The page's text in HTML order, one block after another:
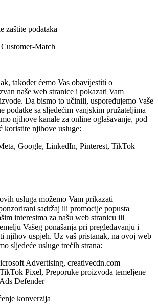
zaštite podataka
Match
također ćemo Vas obavijestiti o
naše web stranice i pokazati Vam
Da bismo to učinili, uspoređujemo Vaše
podatke sa sljedećim vanjskim pružateljima
njihove kanale za online oglašavanje, pod
koristite njihove usluge:
Google, LinkedIn, Pinterest, TikTok
usluga možemo Vam prikazati
sadržaj ili promocije popusta
interesima za našu web stranicu ili
Vašeg ponašanja pri pregledavanju i
njihov uspjeh. Uz vaš pristanak, na ovoj web
sljedeće usluge trećih strana:
Advertising, creativecdn.com
Pixel, Preporuke proizvoda temeljene
Defender
konverzija